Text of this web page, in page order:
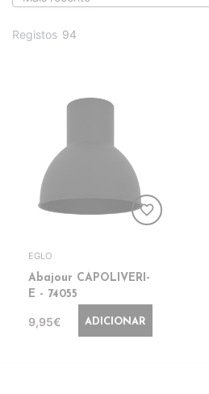
Registos 94
favorite_border
EGLO
Abajour CAPOLIVERI-
E - 74055
9,95€ ADICIONAR